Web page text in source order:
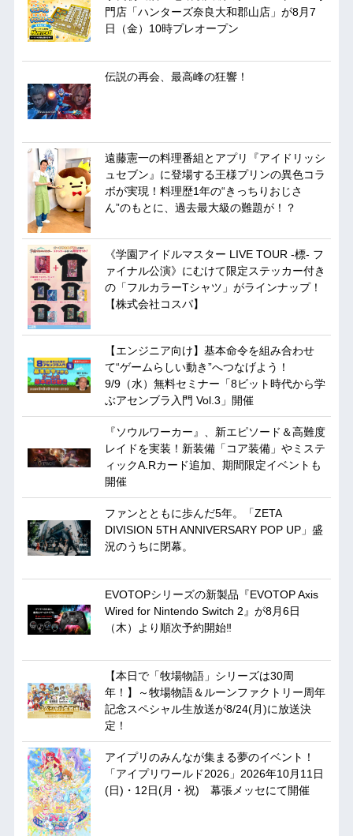
門店「ハンターズ奈良大和郡山店」が8月7
日（金）10時プレオープン
伝説の再会、最高峰の狂響！
遠藤憲一の料理番組とアプリ『アイドリッシ
ュセブン』に登場する王様プリンの異色コラ
ボが実現！料理歴1年の“きっちりおじさ
ん”のもとに、過去最大級の難題が！？
《学園アイドルマスター LIVE TOUR -標- フ
ァイナル公演》にむけて限定ステッカー付き
の「フルカラーTシャツ」がラインナップ！
【株式会社コスパ】
【エンジニア向け】基本命令を組み合わせ
て“ゲームらしい動き”へつなげよう！
9/9（水）無料セミナー「8ビット時代から学
ぶアセンブラ入門 Vol.3」開催
『ソウルワーカー』、新エピソード＆高難度
レイドを実装！新装備「コア装備」やミステ
ィックA.Rカード追加、期間限定イベントも
開催
ファンとともに歩んだ5年。「ZETA
DIVISION 5TH ANNIVERSARY POP UP」盛
況のうちに閉幕。
EVOTOPシリーズの新製品『EVOTOP Axis
Wired for Nintendo Switch 2』が8月6日
（木）より順次予約開始‼
【本日で「牧場物語」シリーズは30周
年！】～牧場物語＆ルーンファクトリー周年
記念スペシャル生放送が8/24(月)に放送決
定！
アイプリのみんなが集まる夢のイベント！
「アイプリワールド2026」2026年10月11日
(日)・12日(月・祝) 幕張メッセにて開催